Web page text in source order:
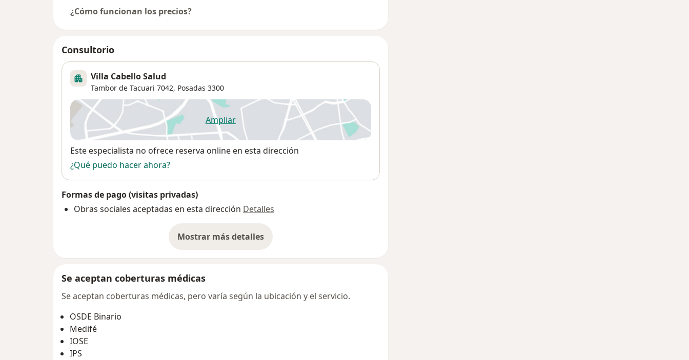
¿Cómo funcionan los precios?
Consultorio
Villa Cabello Salud
Tambor de Tacuari 7042, Posadas 3300
Ampliarse abre en una nueva pestaña
Disponibilidad
Este especialista no ofrece reserva online en esta dirección
¿Qué puedo hacer ahora?
Formas de pago (visitas privadas)
Obras sociales aceptadas en esta dirección Detalles
Mostrar más detalles
sobre la dirección
Se aceptan coberturas médicas
Se aceptan coberturas médicas, pero varía según la ubicación y el servicio.
OSDE Binario
Medifé
IOSE
IPS